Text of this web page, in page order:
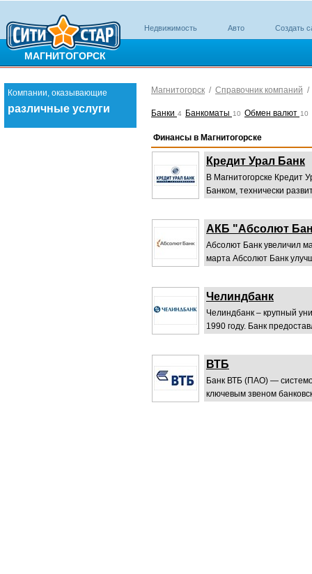
МАГНИТОГОРСК
Недвижимость Авто Создать
Компании, оказывающие
различные услуги
Магнитогорск / Справочник компаний
Банки 4 Банкоматы 10 Обмен валют 10
Финансы в Магнитогорске
Кредит Урал Банк
В Магнитогорске Кредит
Банком, технически
АКБ "Абсолют
Абсолют Банк увеличил
марта Абсолют Банк
Челиндбанк
Челиндбанк – крупный
1990 году. Банк
ВТБ
Банк ВТБ (ПАО) —
ключевым звеном